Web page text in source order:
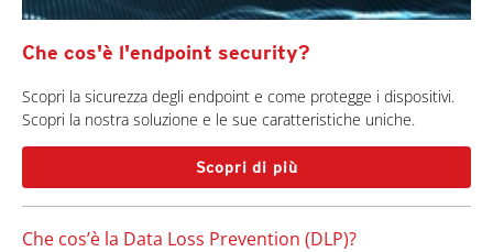
Che cos'è l'endpoint security?
Scopri la sicurezza degli endpoint e come protegge i dispositivi.
Scopri la nostra soluzione e le sue caratteristiche uniche.
Scopri di più
Che cos’è la Data Loss Prevention (DLP)?